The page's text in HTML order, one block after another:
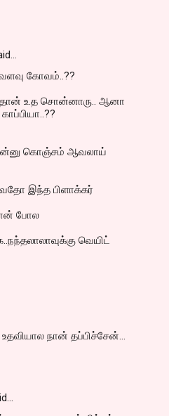
கோவம்..??
தான் உ.த சொன்னாரு.. ஆனா
கொஞ்சம் ஆவலாய்
இந்த பிளாக்கர்
போல
வெயிட்
நான் தப்பிச்சேன்...